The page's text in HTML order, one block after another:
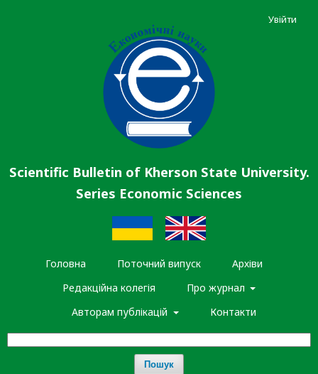
Scientific Bulletin of Kherson State University.
Series Economic Sciences
Головна Поточний випуск
Архіви
Редакційна колегія
Про журнал
Авторам публікацій
Контакти
Пошук
Увійти